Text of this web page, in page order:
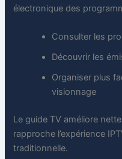
électronique des
Consulter les
Découvrir les
Organiser plus
visionnage
Le guide TV améliore
rapproche l’expérience
traditionnelle.